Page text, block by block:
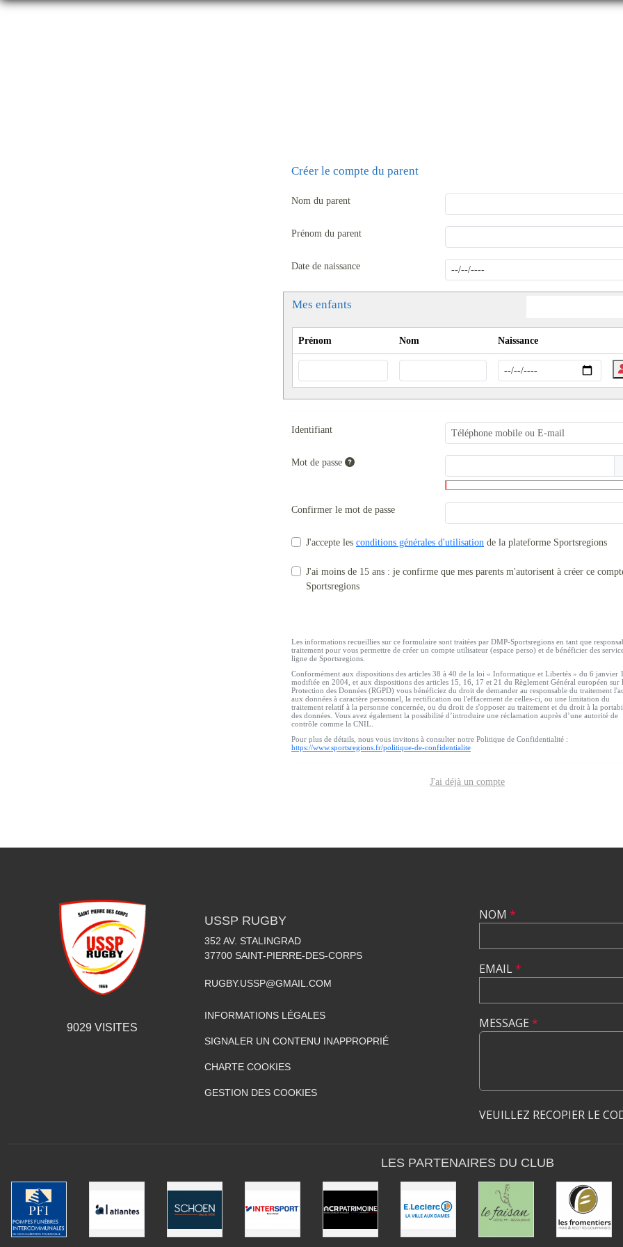
Créer le compte du parent
Nom du parent
Prénom du parent
Date de naissance
Mes enfants
Prénom Nom Naissance
Identifiant
Mot de passe
Confirmer le mot de passe
J'accepte les conditions générales d'utilisation de la plateforme Sportsregions
J'ai moins de 15 ans : je confirme que mes parents m'autorisent à créer ce
Sportsregions
Les informations recueillies sur ce formulaire sont traitées par DMP-Sportsregions en tant que
traitement pour vous permettre de créer un compte utilisateur (espace perso) et de bénéficier des
ligne de Sportsregions.
Conformément aux dispositions des articles 38 à 40 de la loi « Informatique et Libertés » du 6 janvier
modifiée en 2004, et aux dispositions des articles 15, 16, 17 et 21 du Règlement Général européen sur
Protection des Données (RGPD) vous bénéficiez du droit de demander au responsable du traitement
aux données à caractère personnel, la rectification ou l'effacement de celles-ci, ou une limitation du
traitement relatif à la personne concernée, ou du droit de s'opposer au traitement et du droit à la
des données. Vous avez également la possibilité d’introduire une réclamation auprès d’une autorité de
contrôle comme la CNIL.
Pour plus de détails, nous vous invitons à consulter notre Politique de Confidentialité :
https://www.sportsregions.fr/politique-de-confidentialite
J'ai déjà un compte
9029 VISITES
USSP RUGBY
352 AV. STALINGRAD
37700 SAINT-PIERRE-DES-CORPS
RUGBY.USSP@GMAIL.COM
INFORMATIONS LÉGALES
SIGNALER UN CONTENU INAPPROPRIÉ
CHARTE COOKIES
GESTION DES COOKIES
NOM *
EMAIL*
MESSAGE *
VEUILLEZ RECOPIER LE
LES PARTENAIRES DU CLUB